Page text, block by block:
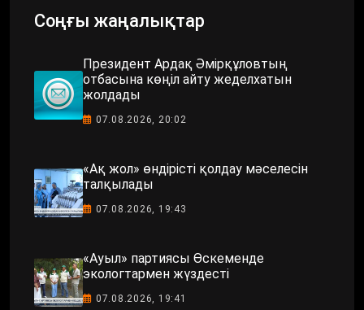
Соңғы жаңалықтар
Президент Ардақ Әмірқұловтың
отбасына көңіл айту жеделхатын
жолдады
07.08.2026, 20:02
«Ақ жол» өндірісті қолдау мәселесін
талқылады
07.08.2026, 19:43
«Ауыл» партиясы Өскеменде
экологтармен жүздесті
07.08.2026, 19:41